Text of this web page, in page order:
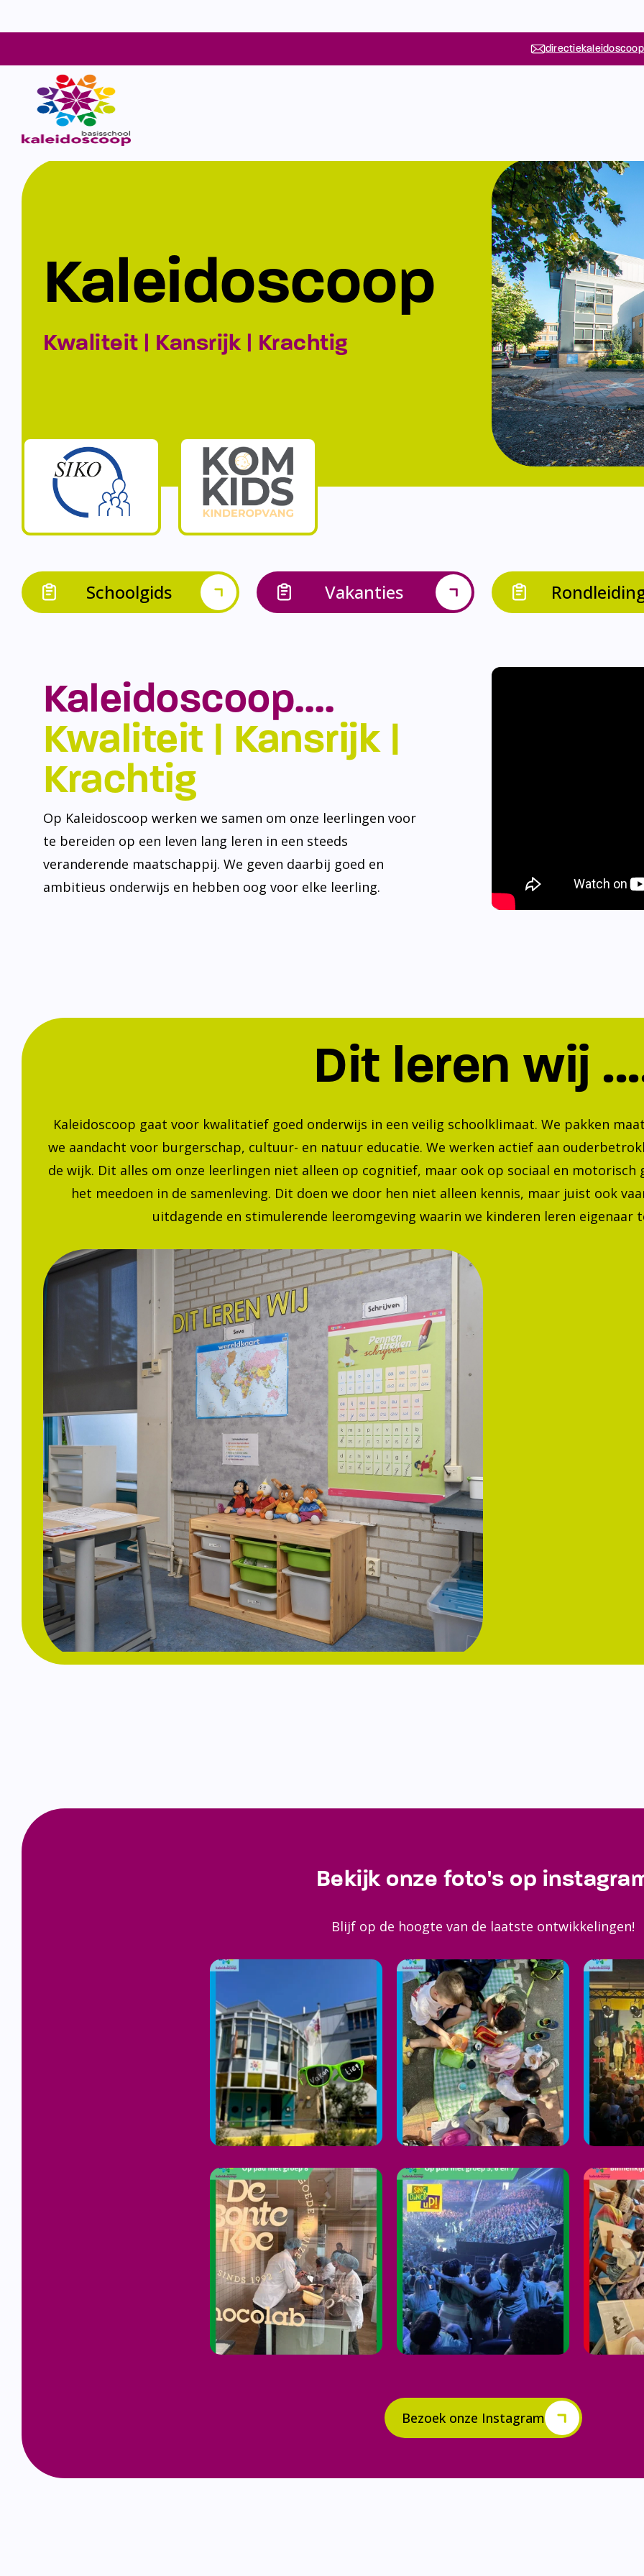
Kaleidoscoop
Kwaliteit | Kansrijk | Krachtig
Schoolgids Vakanties
Kaleidoscoop….
Kwaliteit | Kansrijk |
Krachtig
Op Kaleidoscoop werken we samen om onze leerlingen voor
te bereiden op een leven lang leren in een steeds
veranderende maatschappij. We geven daarbij goed en
ambitieus onderwijs en hebben oog voor elke leerling.
Dit leren wij
Kaleidoscoop gaat voor kwalitatief goed onderwijs in een veilig schoolklimaat. We pakken
we aandacht voor burgerschap, cultuur- en natuur educatie. We werken actief aan
de wijk. Dit alles om onze leerlingen niet alleen op cognitief, maar ook op sociaal en
het meedoen in de samenleving. Dit doen we door hen niet alleen kennis, maar juist ook
uitdagende en stimulerende leeromgeving waarin we kinderen leren eigenaar
Bekijk onze foto's op
Blijf op de hoogte van de laatste ontwikkelingen!
Bezoek onze Instagram